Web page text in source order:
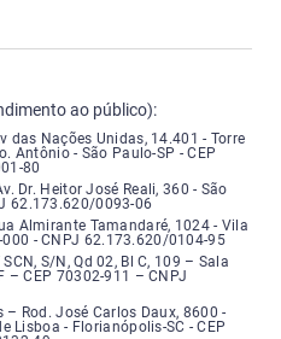
ao público):
Avenida das Nações Unidas,
das Nações Unidas, 14.401 - Torre
Antônio - São Paulo-SP - CEP
80
Avenida Doutor Heitor José
Dr. Heitor José Reali, 360 - São
62.173.620/0093-06
Rua Almirante Tamandaré,
Almirante Tamandaré, 1024 - Vila
000 - CNPJ 62.173.620/0104-95
Setor Comercial Norte, sem
S/N, Qd 02, Bl C, 109 – Sala
– CEP 70302-911 – CNPJ
Rodovia José Carlos, número
Rod. José Carlos Daux, 8600 -
Lisboa - Florianópolis-SC - CEP